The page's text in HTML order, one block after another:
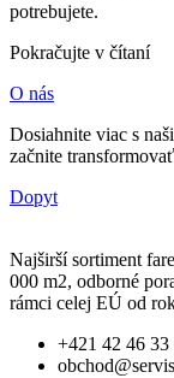
potrebujete.
Pokračujte v čítaní
O nás
Dosiahnite viac s
začnite
Dopyt
Najširší sortiment
000 m2, odborné
rámci celej EÚ od
+421 42 46 33